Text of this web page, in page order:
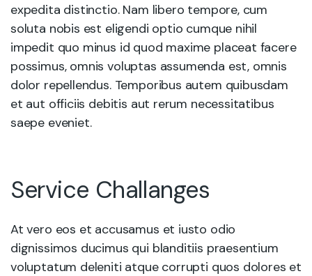
expedita distinctio. Nam libero tempore, cum
soluta nobis est eligendi optio cumque nihil
impedit quo minus id quod maxime placeat facere
possimus, omnis voluptas assumenda est, omnis
dolor repellendus. Temporibus autem quibusdam
et aut officiis debitis aut rerum necessitatibus
saepe eveniet.
Service Challanges
At vero eos et accusamus et iusto odio
dignissimos ducimus qui blanditiis praesentium
voluptatum deleniti atque corrupti quos dolores et